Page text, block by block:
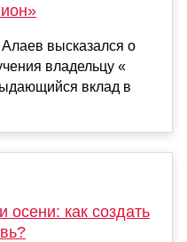
высказался о
владельцу «
вклад в
осени: как создать